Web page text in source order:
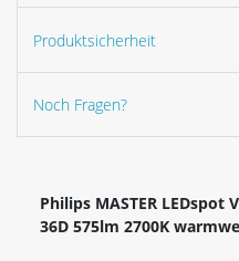
Produktsicherheit
Noch Fragen?
Philips MASTER LEDspot
36D 575lm 2700K